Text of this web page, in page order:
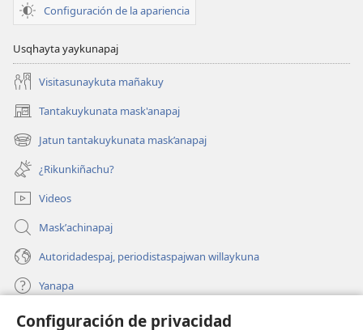
Configuración de privacidad
Configuración de la apariencia
Usqhayta yaykunapaj
Visitasunaykuta mañakuy
Tantakuykunata mask'anapaj
(opens
new
window)
Jatun tantakuykunata mask’anapaj
(opens
new
window)
¿Rikunkiñachu?
Videos
Maskʼachinapaj
Autoridadespaj, periodistaspajwan willaykuna
Yanapa
Donaciones